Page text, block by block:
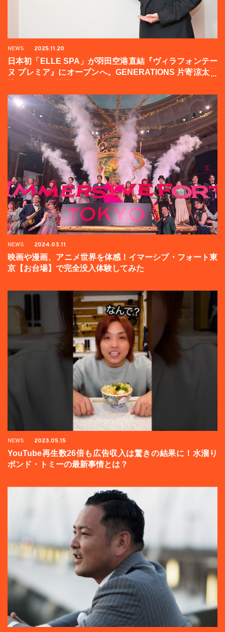
NEWS 2025.11.20
日本初「ELLE SPA」が羽田空港直結『ヴィラフォンテー
ヌ プレミア』にオープンへ。GENERATIONS 片寄涼太登
NEWS 2024.03.11
映画や漫画、アニメ世界を体感！イマーシブ・フォート東
京【お台場】で完全没入体験してみた
NEWS 2023.05.15
YouTube再生数26倍も広告収入は驚きの結果に！水溜り
ボンド・トミーの最新事情とは？